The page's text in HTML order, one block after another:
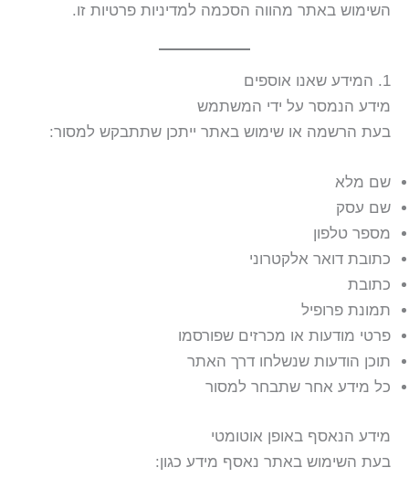
השימוש באתר מהווה הסכמה למדיניות פרטיות זו.
1. המידע שאנו אוספים
מידע הנמסר על ידי המשתמש
בעת הרשמה או שימוש באתר ייתכן שתתבקש למסור:
שם מלא
שם עסק
מספר טלפון
כתובת דואר אלקטרוני
כתובת
תמונת פרופיל
פרטי מודעות או מכרזים שפורסמו
תוכן הודעות שנשלחו דרך האתר
כל מידע אחר שתבחר למסור
מידע הנאסף באופן אוטומטי
בעת השימוש באתר נאסף מידע כגון: